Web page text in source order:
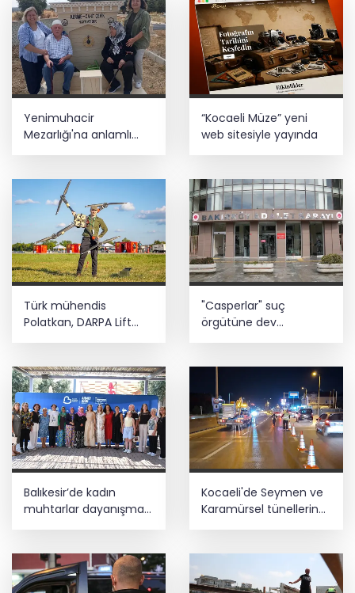
Yenimuhacir
Mezarlığı'na anlamlı
hayrat çeşmesi
“Kocaeli Müze” yeni
web sitesiyle yayında
Türk mühendis
Polatkan, DARPA Lift
"Casperlar" suç
örgütüne dev
Balıkesir’de kadın
muhtarlar dayanışma
Kocaeli'de Seymen ve
Karamürsel tünellerine